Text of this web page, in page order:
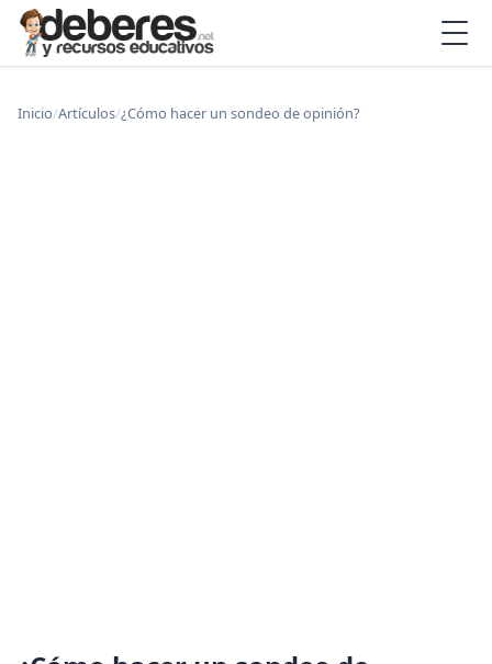
Inicio/Artículos/¿Cómo hacer un sondeo de opinión?